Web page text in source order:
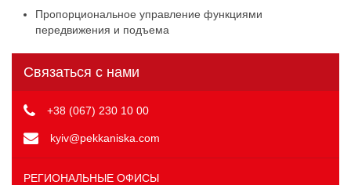
Пропорциональное управление функциями
передвижения и подъема
Связаться с нами
+38 (067) 230 10 00
kyiv@pekkaniska.com
РЕГИОНАЛЬНЫЕ ОФИСЫ